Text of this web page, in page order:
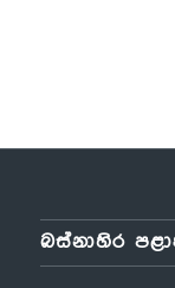
බස්නාහිර